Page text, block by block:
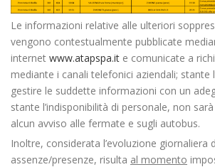
Le informazioni relative alle ulteriori
vengono contestualmente pubblicate
internet www.atapspa.it e comunicate a
mediante i canali telefonici aziendali; stante
gestire le suddette informazioni con un
stante l’indisponibilità di personale, non
alcun avviso alle fermate e sugli autobus.
Inoltre, considerata l’evoluzione giornaliera
assenze/presenze, risulta al momento